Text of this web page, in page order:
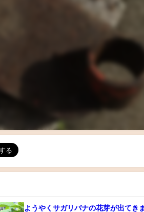
ようやくサガリバナの花芽が出てき